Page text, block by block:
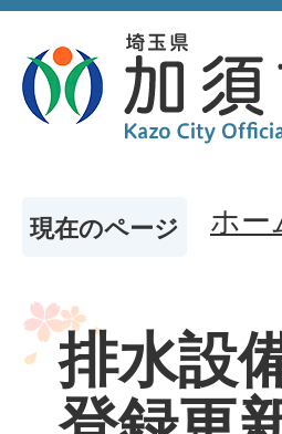
現在のページ ホー
排水設